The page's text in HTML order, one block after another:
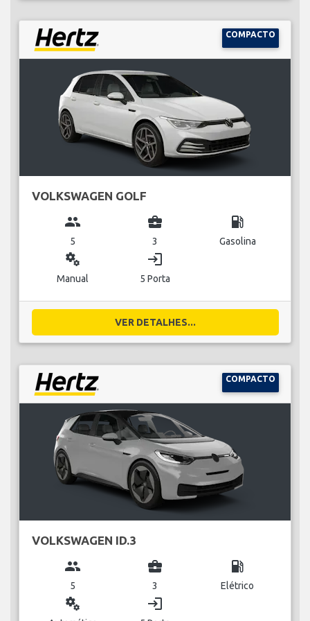
COMPACTO
VOLKSWAGEN GOLF
group
5
business_center
3
local_gas_station
Gasolina
miscellaneous_services
Manual
login
5 Porta
VER DETALHES...
COMPACTO
VOLKSWAGEN ID.3
group
5
business_center
3
local_gas_station
Elétrico
miscellaneous_services login